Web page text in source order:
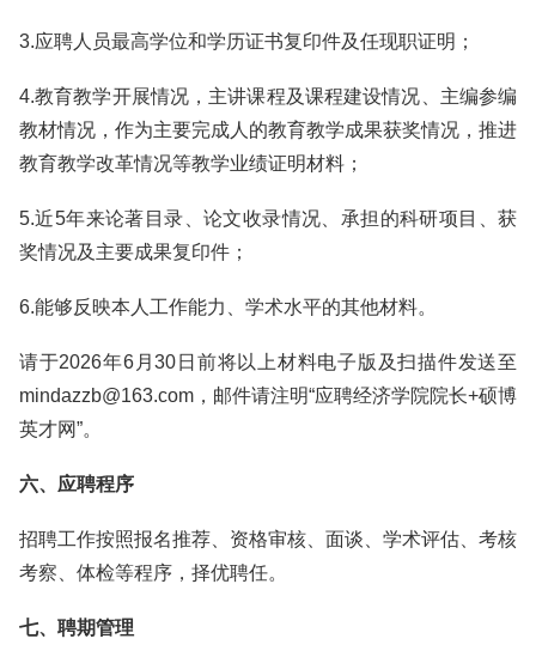
3.应聘人员最高学位和学历证书复印件及任现职证明；
4.教育教学开展情况，主讲课程及课程建设情况、主编参编
教材情况，作为主要完成人的教育教学成果获奖情况，推进
教育教学改革情况等教学业绩证明材料；
5.近5年来论著目录、论文收录情况、承担的科研项目、获
奖情况及主要成果复印件；
6.能够反映本人工作能力、学术水平的其他材料。
请于2026年6月30日前将以上材料电子版及扫描件发送至
mindazzb@163.com，邮件请注明“应聘经济学院院长+硕博
英才网”。
六、应聘程序
招聘工作按照报名推荐、资格审核、面谈、学术评估、考核
考察、体检等程序，择优聘任。
七、聘期管理